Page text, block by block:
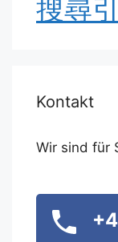
搜尋
Kontakt
Wir sind für